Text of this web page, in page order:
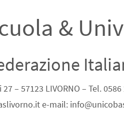
&
– 57123 LIVORNO – Tel. 0586
e-mail: